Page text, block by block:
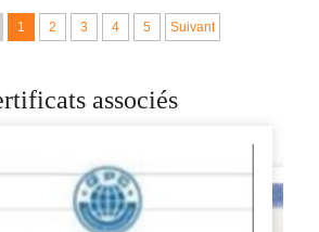
pétrin industriel de
20L/40L pour la
1 2 3 4 5 Suivant
associés